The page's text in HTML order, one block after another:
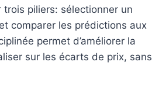
piliers: sélectionner un
comparer les prédictions aux
permet d’améliorer la
sur les écarts de prix, sans